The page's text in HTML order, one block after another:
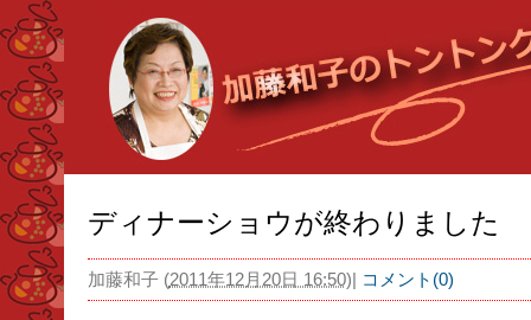
ディナーショウが終わりました
加藤和子(2011年12月20日 16:50)| コメント(0)